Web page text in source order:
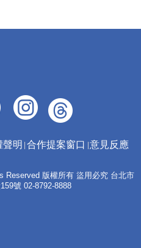
聲明 合作提案窗口 意見反應
Reserved 版權所有 盜用必究 台北市
號 02-8792-8888